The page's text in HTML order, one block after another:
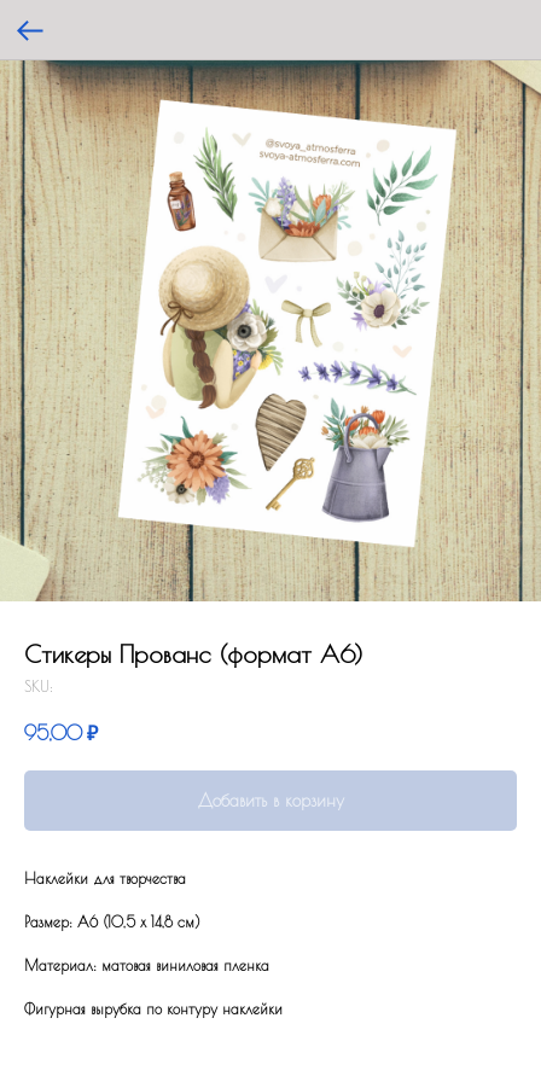
Стикеры Прованс (формат А6)
SKU:
95,00 ₽
Добавить в корзину
Наклейки для творчества
Размер: А6 (10,5 x 14,8 см)
Материал: матовая виниловая пленка
Фигурная вырубка по контуру наклейки